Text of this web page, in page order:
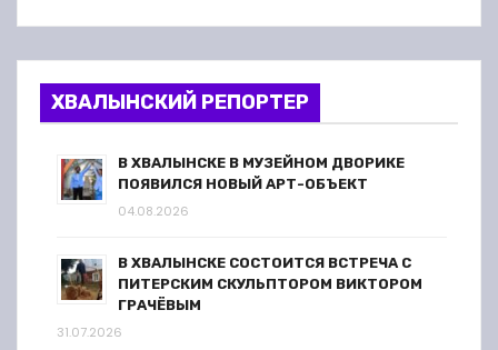
ХВАЛЫНСКИЙ РЕПОРТЕР
В ХВАЛЫНСКЕ В МУЗЕЙНОМ ДВОРИКЕ
ПОЯВИЛСЯ НОВЫЙ АРТ-ОБЪЕКТ
04.08.2026
В ХВАЛЫНСКЕ СОСТОИТСЯ ВСТРЕЧА С
ПИТЕРСКИМ СКУЛЬПТОРОМ ВИКТОРОМ
ГРАЧЁВЫМ
31.07.2026